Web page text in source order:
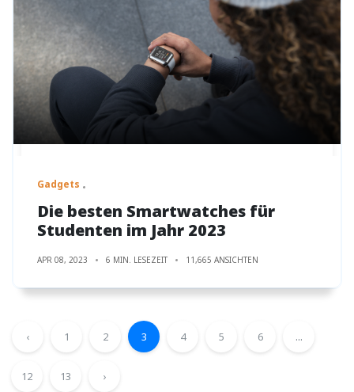
Gadgets
Die besten Smartwatches für
Studenten im Jahr 2023
APR 08, 2023 6 MIN. LESEZEIT 11,665 ANSICHTEN
‹ 1 2 3 4 5 6 ...
12 13 ›